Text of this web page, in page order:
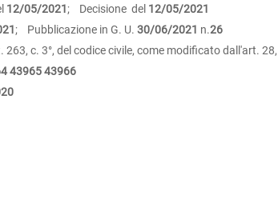
12/05/2021; Decisione del 12/05/2021
; Pubblicazione in G. U. 30/06/2021 n.26
c. 3°, del codice civile, come modificato dall'art.
4396543966